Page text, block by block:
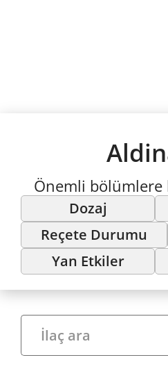
Önemli bölümlere
Dozaj
Reçete Durumu
Yan Etkiler